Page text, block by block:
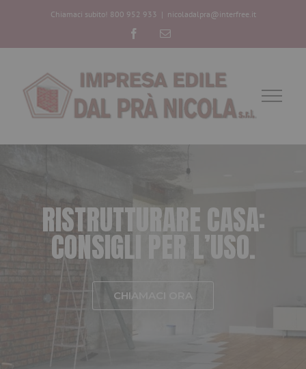
Chiamaci subito! 800 952 933 | nicoladalpra@interfree.it
FacebookEmail
RISTRUTTURARECASA:
CONSIGL ER L’USO.
CHIAMACI ORA